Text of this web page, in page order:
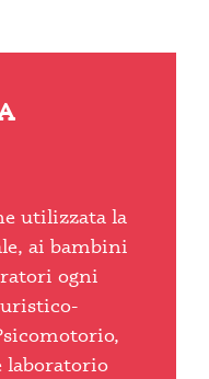
utilizzata la
ai bambini
ogni
laboratorio